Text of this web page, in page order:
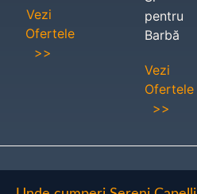
Vezi
Ofertele
>>
pentru
Barbă
Vezi
Ofertele
>>